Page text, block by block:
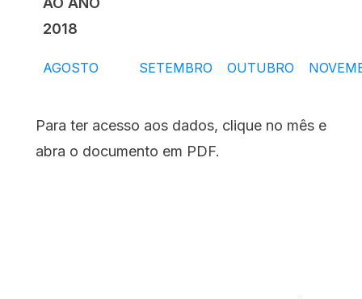
2018
AGOSTO SETEMBRO OUTUBRO
Para ter acesso aos dados, clique no mês e
abra o documento em PDF.